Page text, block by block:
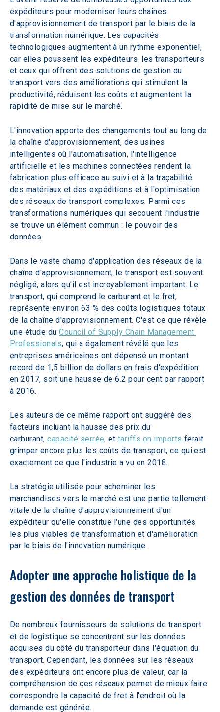
expéditeurs pour moderniser leurs chaînes
d'approvisionnement de transport par le biais de la
transformation numérique. Les capacités
technologiques augmentent à un rythme exponentiel,
car elles poussent les expéditeurs, les transporteurs
et ceux qui offrent des solutions de gestion du
transport vers des améliorations qui stimulent la
productivité, réduisent les coûts et augmentent la
rapidité de mise sur le marché.
L'innovation apporte des changements tout au long de
la chaîne d'approvisionnement, des usines
intelligentes où l'automatisation, l'intelligence
artificielle et les machines connectées rendent la
fabrication plus efficace au suivi et à la traçabilité
des matériaux et des expéditions et à l'optimisation
des réseaux de transport complexes. Parmi ces
transformations numériques qui secouent l'industrie
se trouve un élément commun : le pouvoir des
données.
Dans le vaste champ d'application des réseaux de la
chaîne d'approvisionnement, le transport est souvent
négligé, alors qu'il est incroyablement important. Le
transport, qui comprend le carburant et le fret,
représente environ 63 % des coûts logistiques totaux
de la chaîne d'approvisionnement. C'est ce que révèle
une étude du Council of Supply Chain Management
Professionals, qui a également révélé que les
entreprises américaines ont dépensé un montant
record de 1,5 billion de dollars en frais d'expédition
en 2017, soit une hausse de 6.2 pour cent par rapport
à 2016.
Les auteurs de ce même rapport ont suggéré des
facteurs incluant la hausse des prix du
carburant, capacité serrée, et tariffs on imports ferait
grimper encore plus les coûts de transport, ce qui est
exactement ce que l'industrie a vu en 2018.
La stratégie utilisée pour acheminer les
marchandises vers le marché est une partie tellement
vitale de la chaîne d'approvisionnement d'un
expéditeur qu'elle constitue l'une des opportunités
les plus viables de transformation et d'amélioration
par le biais de l'innovation numérique.
Adopter une approche holistique de la
gestion des données de transport
De nombreux fournisseurs de solutions de transport
et de logistique se concentrent sur les données
acquises du côté du transporteur dans l'équation du
transport. Cependant, les données sur les réseaux
des expéditeurs ont encore plus de valeur, car la
compréhension de ces réseaux permet de mieux faire
correspondre la capacité de fret à l'endroit où la
demande est générée.